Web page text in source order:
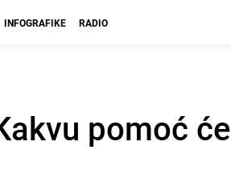
INFOGRAFIKE RADIO
pomoć će